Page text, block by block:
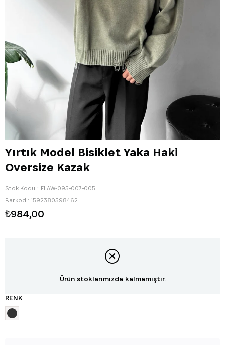
Yırtık Model Bisiklet Yaka Haki
Oversize Kazak
Stok Kodu
FLAW-095-007-005
Barkod : 1592380598462
₺984,00
Ürün stoklarımızda kalmamıştır.
RENK